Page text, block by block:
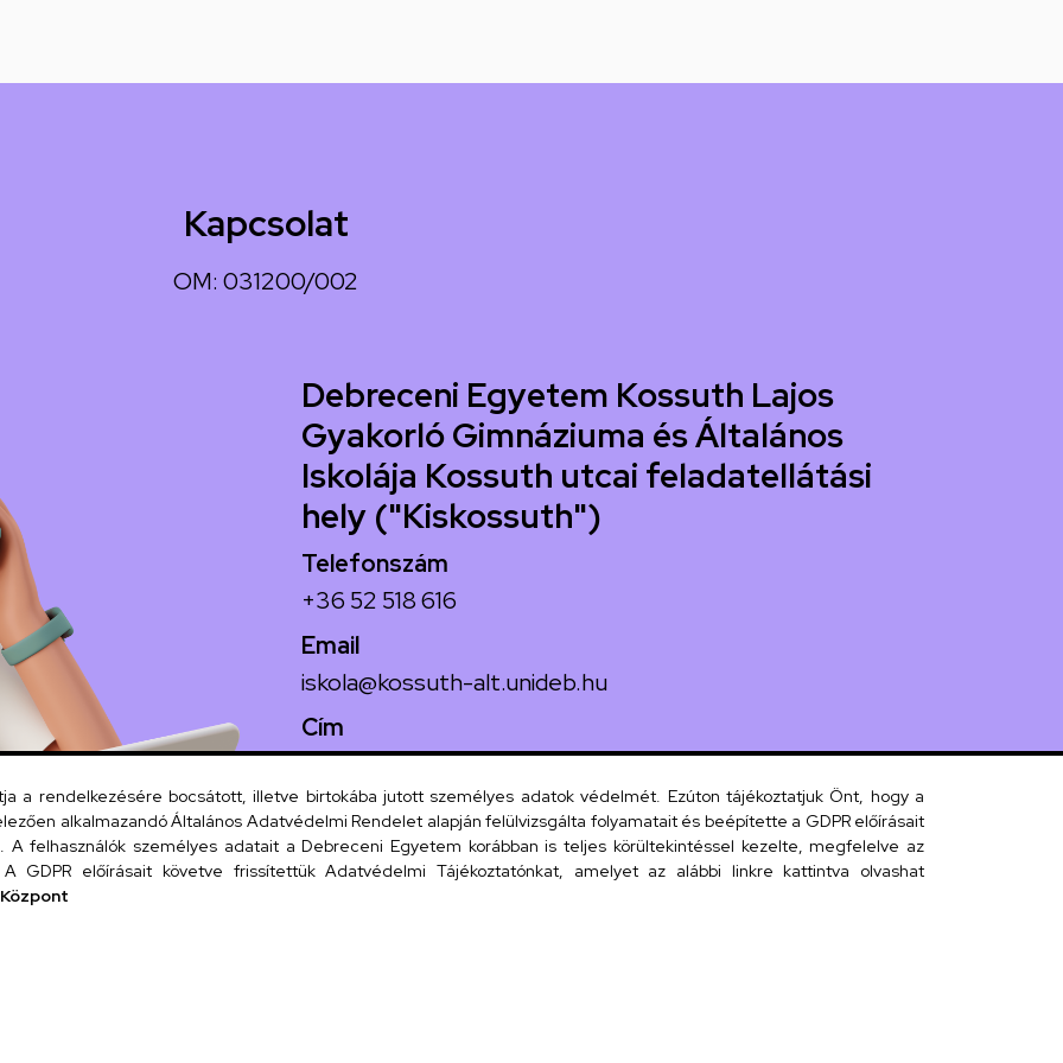
Kapcsolat
OM: 031200/002
Debreceni Egyetem Kossuth Lajos
Gyakorló Gimnáziuma és Általános
Iskolája Kossuth utcai feladatellátási
hely ("Kiskossuth")
Telefonszám
+36 52 518 616
Email
iskola@kossuth-alt.unideb.hu
Cím
4024 Debrecen, Kossuth utca 33.
Szervezeti telefonkönyv
a rendelkezésére bocsátott, illetve birtokába jutott személyes adatok védelmét. Ezúton tájékoztatjuk Önt, hogy a
alkalmazandó Általános Adatvédelmi Rendelet alapján felülvizsgálta folyamatait és beépítette a GDPR előírásait
felhasználók személyes adatait a Debreceni Egyetem korábban is teljes körültekintéssel kezelte, megfelelve az
GDPR előírásait követve frissítettük Adatvédelmi Tájékoztatónkat, amelyet az alábbi linkre kattintva olvashat
Központ